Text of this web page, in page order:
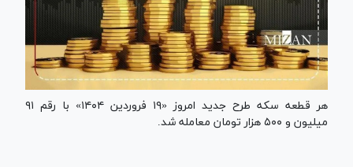
هر قطعه سکه طرح جدید امروز «۱۹ فروردین ۱۴۰۴» با رقم ۹۱
میلیون و ۵۰۰ هزار تومان معامله شد.